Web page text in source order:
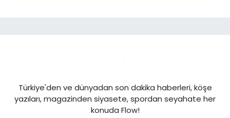
Türkiye'den ve dünyadan son dakika haberleri, köşe
yazıları, magazinden siyasete, spordan seyahate her
konuda Flow!